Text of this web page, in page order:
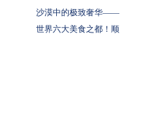
沙漠中的极致奢华——
世界六大美食之都！顺